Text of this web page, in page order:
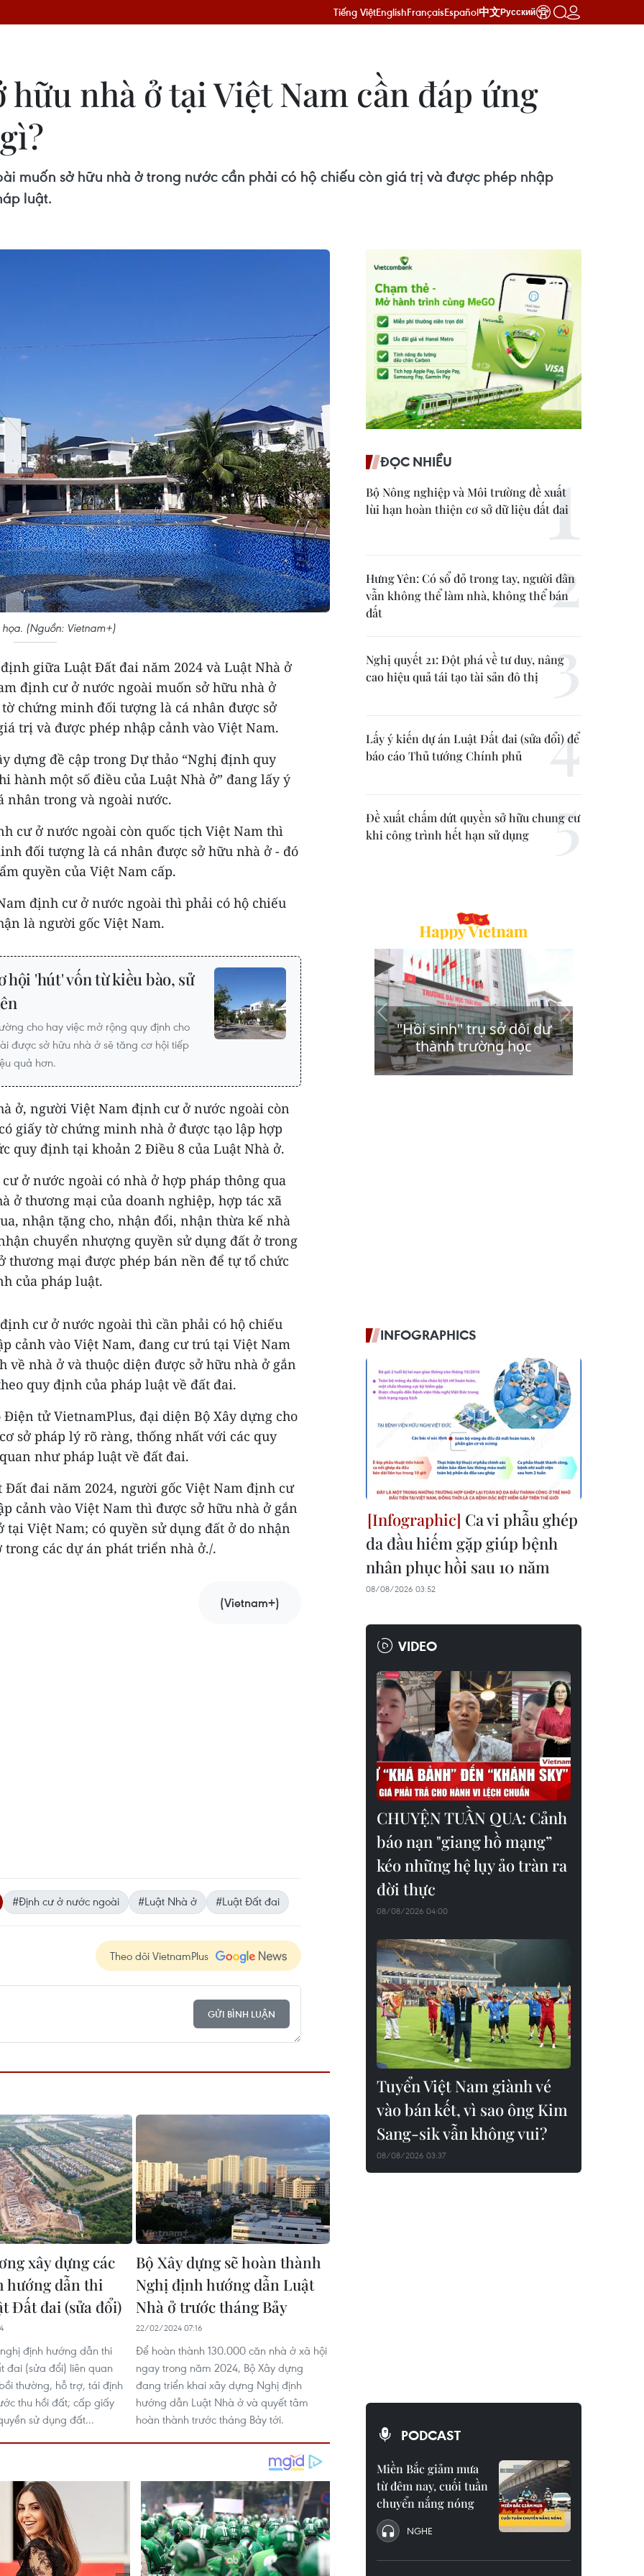
Tiếng ViệtEnglishFrançaisEspañol中文Русский
nhà ở tại Việt Nam cần đáp ứng
muốn sở hữu nhà ở trong nước cần phải có hộ chiếu còn giá trị và được phép nhập
luật.
(Nguồn: Vietnam+)
giữa Luật Đất đai năm 2024 và Luật Nhà ở
định cư ở nước ngoài muốn sở hữu nhà ở
chứng minh đối tượng là cá nhân được sở
trị và được phép nhập cảnh vào Việt Nam.
dựng đề cập trong Dự thảo “Nghị định quy
hành một số điều của Luật Nhà ở” đang lấy ý
nhân trong và ngoài nước.
cư ở nước ngoài còn quốc tịch Việt Nam thì
đối tượng là cá nhân được sở hữu nhà ở - đó
quyền của Việt Nam cấp.
định cư ở nước ngoài thì phải có hộ chiếu
là người gốc Việt Nam.
hội 'hút' vốn từ kiều bào, sử
cho hay việc mở rộng quy định cho
được sở hữu nhà ở sẽ tăng cơ hội tiếp
quả hơn.
ở, người Việt Nam định cư ở nước ngoài còn
giấy tờ chứng minh nhà ở được tạo lập hợp
quy định tại khoản 2 Điều 8 của Luật Nhà ở.
ở nước ngoài có nhà ở hợp pháp thông qua
ở thương mại của doanh nghiệp, hợp tác xã
nhận tặng cho, nhận đổi, nhận thừa kế nhà
chuyển nhượng quyền sử dụng đất ở trong
thương mại được phép bán nền để tự tổ chức
của pháp luật.
cư ở nước ngoài thì cần phải có hộ chiếu
cảnh vào Việt Nam, đang cư trú tại Việt Nam
nhà ở và thuộc diện được sở hữu nhà ở gắn
quy định của pháp luật về đất đai.
tử VietnamPlus, đại diện Bộ Xây dựng cho
sở pháp lý rõ ràng, thống nhất với các quy
như pháp luật về đất đai.
Đất đai năm 2024, người gốc Việt Nam định cư
cảnh vào Việt Nam thì được sở hữu nhà ở gắn
Việt Nam; có quyền sử dụng đất ở do nhận
các dự án phát triển nhà ở./.
(Vietnam+)
#Định cư ở nước ngoài #Luật Nhà ở #Luật Đất đai
Theo dõi VietnamPlus
GỬI BÌNH LUẬN
xây dựng các
hướng dẫn thi
Đất đai (sửa đổi)
định hướng dẫn thi
đai (sửa đổi) liên quan
thường, hỗ trợ, tái định
thu hồi đất; cấp giấy
sử dụng đất...
Bộ Xây dựng sẽ hoàn thành
Nghị định hướng dẫn Luật
Nhà ở trước tháng Bảy
22/02/2024 07:16
Để hoàn thành 130.000 căn nhà ở xã hội
ngay trong năm 2024, Bộ Xây dựng
đang triển khai xây dựng Nghị định
hướng dẫn Luật Nhà ở và quyết tâm
hoàn thành trước tháng Bảy tới.
ĐỌC NHIỀU
Bộ Nông nghiệp và Môi trường đề xuất
lùi hạn hoàn thiện cơ sở dữ liệu đất đai
Hưng Yên: Có sổ đỏ trong tay, người dân
vẫn không thể làm nhà, không thể bán
đất
Nghị quyết 21: Đột phá về tư duy, nâng
cao hiệu quả tái tạo tài sản đô thị
Lấy ý kiến dự án Luật Đất đai (sửa đổi) để
báo cáo Thủ tướng Chính phủ
Đề xuất chấm dứt quyền sở hữu chung cư
khi công trình hết hạn sử dụng
INFOGRAPHICS
Ca vi phẫu ghép
da đầu hiếm gặp giúp bệnh
nhân phục hồi sau 10 năm
08/08/2026 03:52
VIDEO
CHUYỆN TUẦN QUA: Cảnh
báo nạn "giang hồ mạng”
kéo những hệ lụy ảo tràn ra
đời thực
08/08/2026 04:00
Tuyển Việt Nam giành vé
vào bán kết, vì sao ông Kim
Sang-sik vẫn không vui?
08/08/2026 03:37
PODCAST
Miền Bắc giảm mưa
từ đêm nay, cuối tuần
chuyển nắng nóng
NGHE